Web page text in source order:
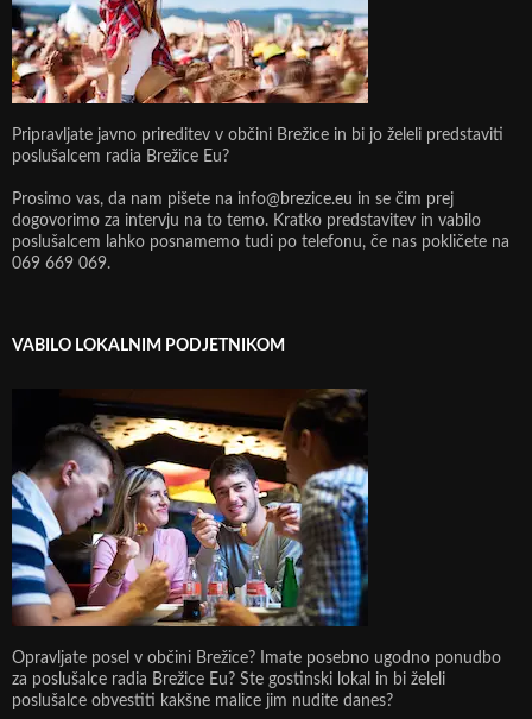
Pripravljate javno prireditev v občini Brežice in bi jo želeli predstaviti
poslušalcem radia Brežice Eu?
Prosimo vas, da nam pišete na info@brezice.eu in se čim prej
dogovorimo za intervju na to temo. Kratko predstavitev in vabilo
poslušalcem lahko posnamemo tudi po telefonu, če nas pokličete na
069 669 069.
VABILO LOKALNIM PODJETNIKOM
Opravljate posel v občini Brežice? Imate posebno ugodno ponudbo
za poslušalce radia Brežice Eu? Ste gostinski lokal in bi želeli
poslušalce obvestiti kakšne malice jim nudite danes?